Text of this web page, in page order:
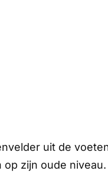
uit de
zijn oude